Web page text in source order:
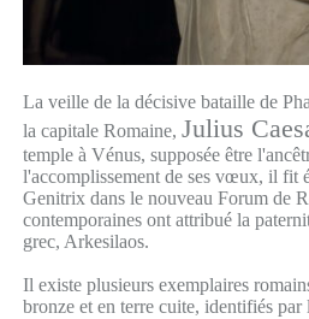
La veille de la décisive bataille de
la capitale Romaine, Julius
temple à Vénus, supposée être
l'accomplissement de ses vœux, il fit
Genitrix dans le nouveau Forum de
contemporaines ont attribué la
grec, Arkesilaos.
Il existe plusieurs exemplaires
bronze et en terre cuite, identifiés par